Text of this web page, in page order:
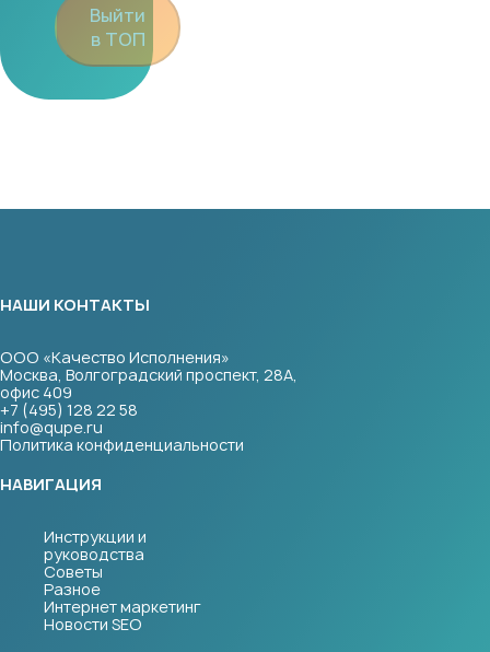
Выйти
в ТОП
НАШИ КОНТАКТЫ
ООО «Качество Исполнения»
Москва, Волгоградский проспект, 28А,
офис 409
+7 (495) 128 22 58
info@qupe.ru
Политика конфиденциальности
НАВИГАЦИЯ
Инструкции и
руководства
Советы
Разное
Интернет маркетинг
Новости SEO